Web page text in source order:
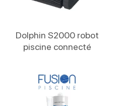
Dolphin S2000 robot
piscine connecté